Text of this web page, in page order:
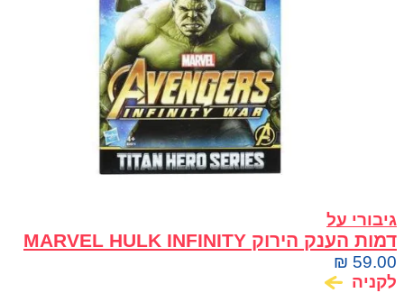
גיבורי על
דמות הענק הירוק MARVEL HULK INFINITY
WAR סדרת Titan Hero ₪ 59.00
לקניה